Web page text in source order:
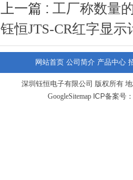
上一篇 : 工厂称数量
钰恒JTS-CR红字显
网站首页 公司简介 产品中心
深圳钰恒电子有限公司 版权所有
GoogleSitemap ICP备案号：